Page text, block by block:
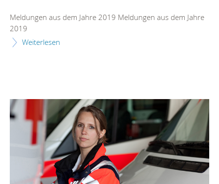
Meldungen aus dem Jahre 2019 Meldungen aus dem Jahre
2019
Weiterlesen